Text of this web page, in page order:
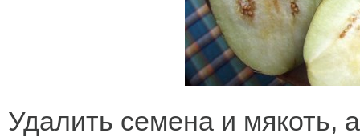
Удалить семена и мякоть,